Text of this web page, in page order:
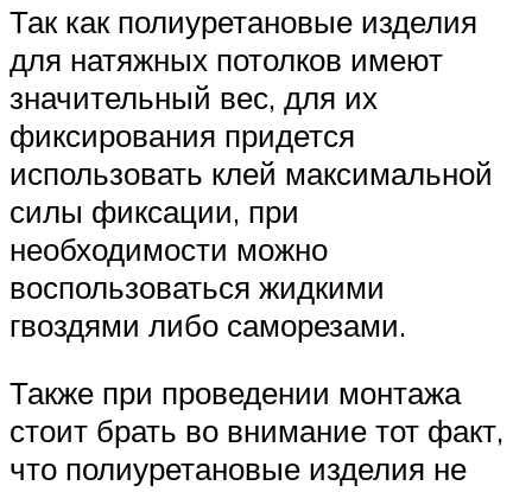
Так как полиуретановые изделия
для натяжных потолков имеют
значительный вес, для их
фиксирования придется
использовать клей максимальной
силы фиксации, при
необходимости можно
воспользоваться жидкими
гвоздями либо саморезами.
Также при проведении монтажа
стоит брать во внимание тот факт,
что полиуретановые изделия не